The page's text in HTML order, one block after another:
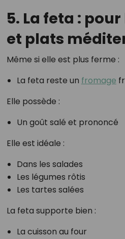
5. La feta :
et plats
Même si elle est plus ferme :
La feta reste un fromage
Elle possède :
Un goût salé et prononcé
Elle est idéale :
Dans les salades
Les légumes rôtis
Les tartes salées
La feta supporte bien :
La cuisson au four